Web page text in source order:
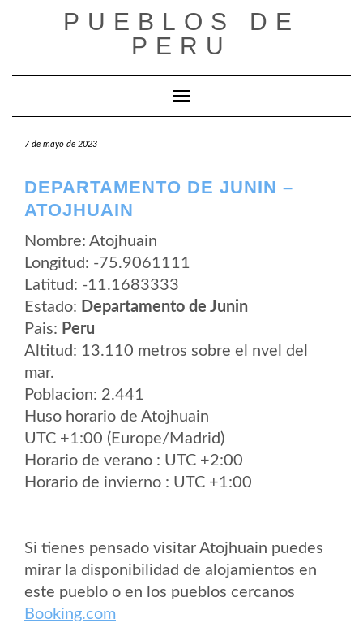
PUEBLOS DE
PERU
Cambiar modo de navegación
7 de mayo de 2023
DEPARTAMENTO DE JUNIN –
ATOJHUAIN
Nombre: Atojhuain
Longitud: -75.9061111
Latitud: -11.1683333
Estado: Departamento de Junin
Pais: Peru
Altitud: 13.110 metros sobre el nvel del
mar.
Poblacion: 2.441
Huso horario de Atojhuain
UTC +1:00 (Europe/Madrid)
Horario de verano : UTC +2:00
Horario de invierno : UTC +1:00
Si tienes pensado visitar Atojhuain puedes
mirar la disponibilidad de alojamientos en
este pueblo o en los pueblos cercanos
Booking.com